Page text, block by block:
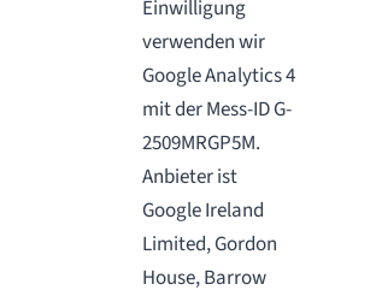
Einwilligung
verwenden wir
Google Analytics 4
mit der Mess-ID G-
2509MRGP5M.
Anbieter ist
Google Ireland
Limited, Gordon
House, Barrow